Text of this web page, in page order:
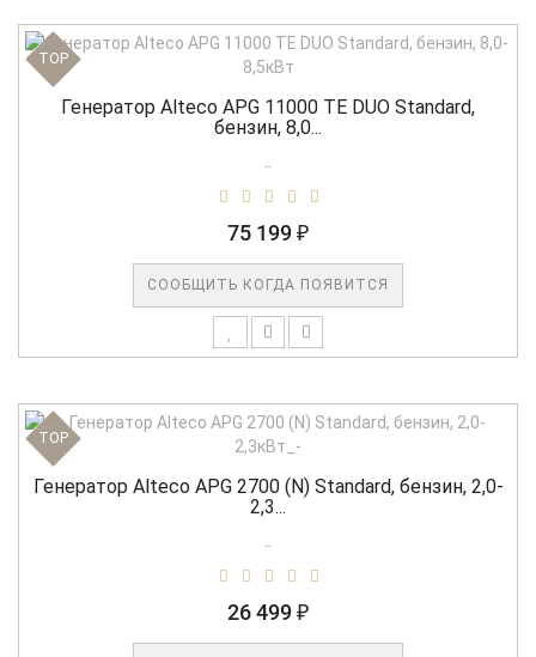
TOP
Генератор Alteco APG 11000 TE DUO Standard,
бензин, 8,0...
75 199 ₽
СООБЩИТЬ КОГДА ПОЯВИТСЯ
TOP
Генератор Alteco APG 2700 (N) Standard, бензин, 2,0-
2,3...
26 499 ₽